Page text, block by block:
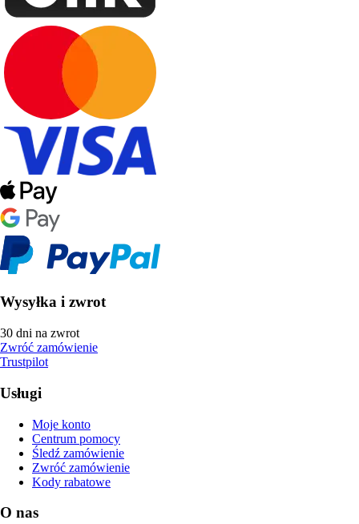
Wysyłka i zwrot
30 dni na zwrot
Zwróć zamówienie
Trustpilot
Usługi
Moje konto
Centrum pomocy
Śledź zamówienie
Zwróć zamówienie
Kody rabatowe
O nas